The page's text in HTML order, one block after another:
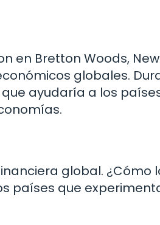
en Bretton Woods, New
globales.
ayudaría a los
global. ¿Cómo
países que